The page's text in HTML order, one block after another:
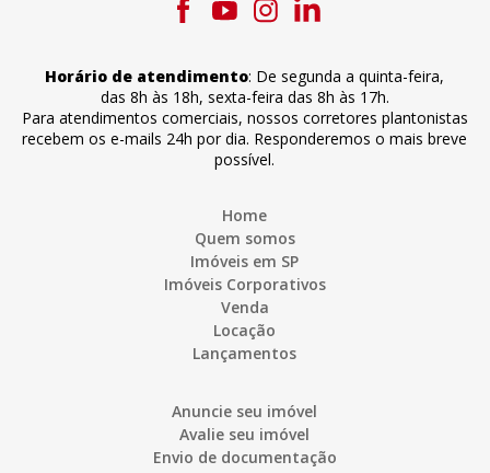
Horário de atendimento: De segunda a quinta-feira,
das 8h às 18h, sexta-feira das 8h às 17h.
Para atendimentos comerciais, nossos corretores plantonistas
recebem os e-mails 24h por dia. Responderemos o mais breve
possível.
Home
Quem somos
Imóveis em SP
Imóveis Corporativos
Venda
Locação
Lançamentos
Anuncie seu imóvel
Avalie seu imóvel
Envio de documentação